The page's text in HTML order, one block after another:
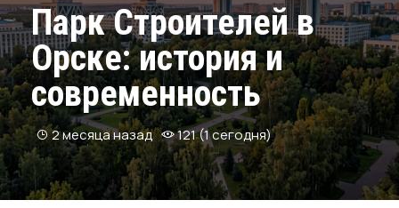
Парк Строителей в
Орске: история и
современность
2 месяца назад 121 (1 сегодня)